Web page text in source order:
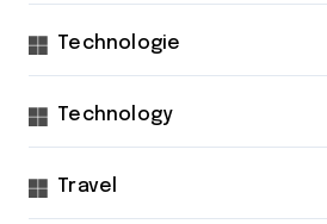
Technologie
Technology
Travel